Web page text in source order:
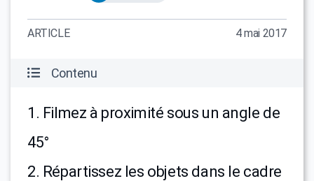
ARTICLE 4 mai 2017
Contenu
1. Filmez à proximité sous un angle de
45°
2. Répartissez les objets dans le cadre